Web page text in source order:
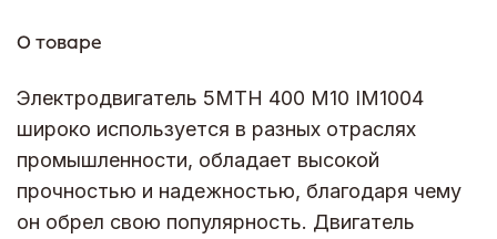
О товаре
Электродвигатель 5МТН 400 М10 IM1004
широко используется в разных отраслях
промышленности, обладает высокой
прочностью и надежностью, благодаря чему
он обрел свою популярность. Двигатель